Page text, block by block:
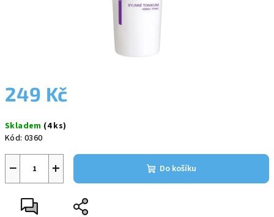
249 Kč
cena:
Skladem (4 ks)
Kód: 0360
+
− Do košíku